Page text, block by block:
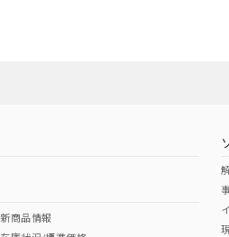
ダウンロード
（
新商品情報